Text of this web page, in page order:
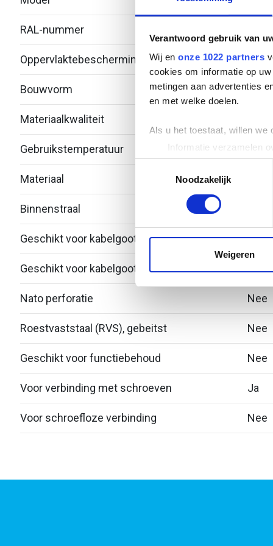
Verantwoord gebruik van
Wij en onze 1022 partners
cookies om informatie op
metingen aan advertenties
en met welke doelen.
Als u het toestaat, willen we
Informatie verzamelen
Uw apparaat
Lees meer over hoe uw
toestemming op elk
websiteverkeer te
media, adverteren en
Noodzakelijk
Weigeren
RAL-nummer
Oppervlaktebescherming
Bouwvorm T-
Materiaalkwaliteit
Gebruikstemperatuur -20 -
Materiaal
Binnenstraal
Geschikt voor kabelgootbreedte 75.5
Geschikt voor kabelgoothoogte 28
Nato perforatie Nee
Roestvaststaal (RVS), gebeitst Nee
Geschikt voor functiebehoud Nee
Voor verbinding met schroeven Ja
Voor schroefloze verbinding Nee